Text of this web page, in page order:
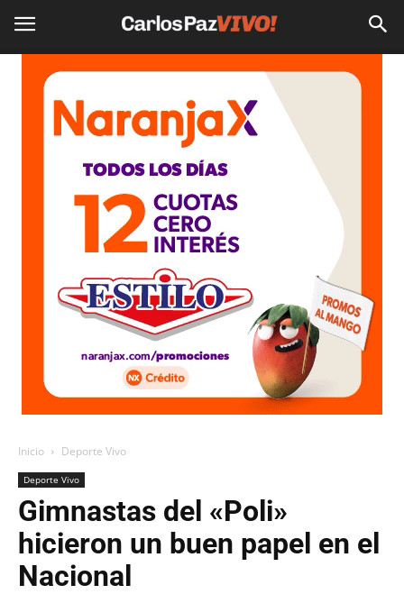
Inicio Deporte Vivo
Deporte Vivo
Gimnastas del «Poli»
hicieron un buen papel en el
Nacional